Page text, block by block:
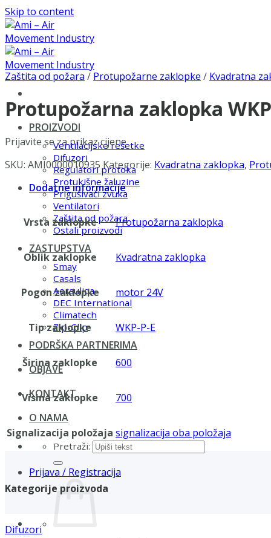
Skip to content
PROIZVODI
Ventilacijske rešetke
Difuzori
Regulatori protoka
Protukišne žaluzine
Prigušivači zvuka
Ventilatori
Zaštita od požara
Ostali proizvodi
ZASTUPSTVA
Smay
Casals
Aerauliqa
DEC International
Climatech
Zip-Clip
PODRŠKA PARTNERIMA
OBJAVE
KONTAKT
O NAMA
Pretraži:
Prijava / Registracija
Zaštita od požara / Protupožarne zaklopke / Kvadratna
Protupožarna zaklopka
Prijavite se za prikaz cijene
SKU: AMI0000010935 Kategorije: Kvadratna zaklopka,
Dodatne informacije
Vrsta zaklopke Protupožarna zaklopka
Oblik zaklopke Kvadratna zaklopka
Pogon zaklopke motor 24V
Tip zaklopke WKP-P-E
Širina zaklopke 600
Visina zaklopke 700
Signalizacija položaja signalizacija oba položaja
Kategorije proizvoda
Difuzori